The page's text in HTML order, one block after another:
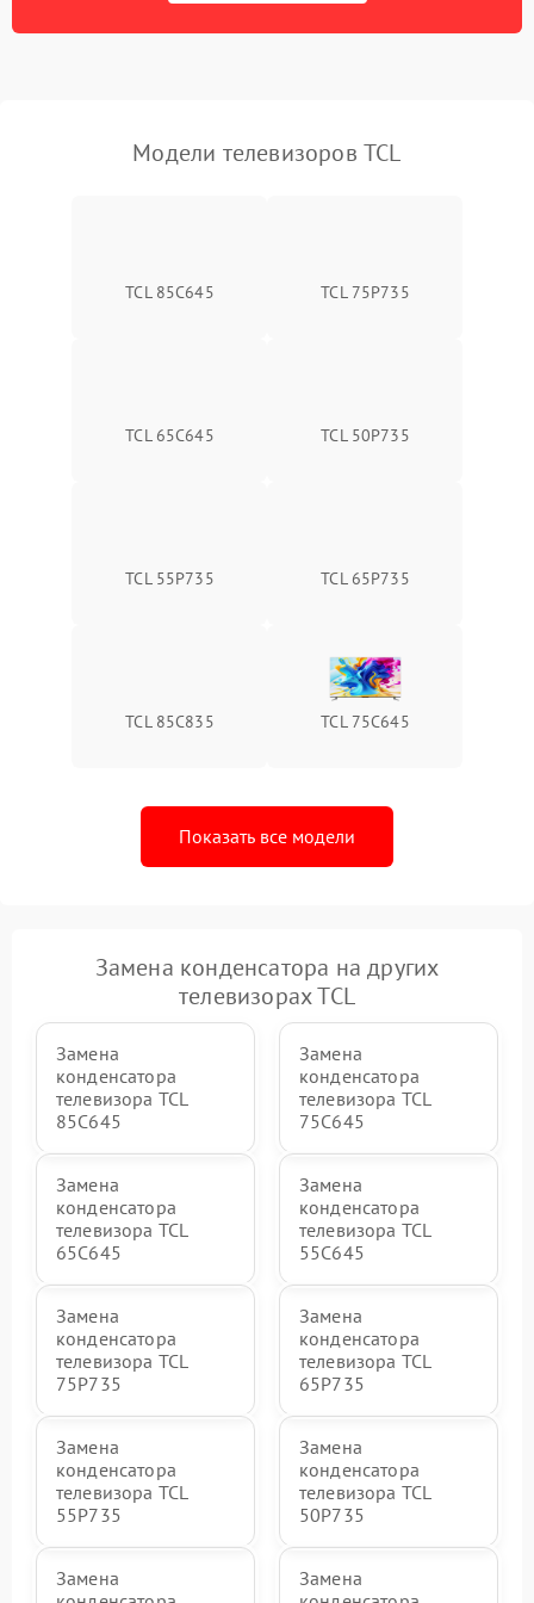
Модели телевизоров TCL
TCL 85C645 TCL 75P735
TCL 65C645 TCL 50P735
TCL 55P735 TCL 65P735
TCL 85C835 TCL 75C645
Показать все модели
Замена конденсатора на других
телевизорах TCL
Замена
конденсатора
телевизора TCL
85C645
Замена
конденсатора
телевизора TCL
75C645
Замена
конденсатора
телевизора TCL
65C645
Замена
конденсатора
телевизора TCL
55C645
Замена
конденсатора
телевизора TCL
75P735
Замена
конденсатора
телевизора TCL
65P735
Замена
конденсатора
телевизора TCL
55P735
Замена
конденсатора
телевизора TCL
50P735
Замена
Замена